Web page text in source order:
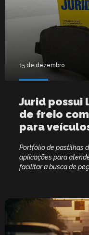
15 de dezembro
Jurid possui
de freio
para
Portfólio de pastilhas
aplicações para
facilitar a busca de